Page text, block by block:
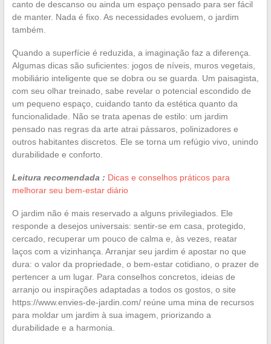
canto de descanso ou ainda um espaço pensado para ser fácil
de manter. Nada é fixo. As necessidades evoluem, o jardim
também.
Quando a superfície é reduzida, a imaginação faz a diferença.
Algumas dicas são suficientes: jogos de níveis, muros vegetais,
mobiliário inteligente que se dobra ou se guarda. Um paisagista,
com seu olhar treinado, sabe revelar o potencial escondido de
um pequeno espaço, cuidando tanto da estética quanto da
funcionalidade. Não se trata apenas de estilo: um jardim
pensado nas regras da arte atrai pássaros, polinizadores e
outros habitantes discretos. Ele se torna um refúgio vivo, unindo
durabilidade e conforto.
Leitura recomendada : Dicas e conselhos práticos para
melhorar seu bem-estar diário
O jardim não é mais reservado a alguns privilegiados. Ele
responde a desejos universais: sentir-se em casa, protegido,
cercado, recuperar um pouco de calma e, às vezes, reatar
laços com a vizinhança. Arranjar seu jardim é apostar no que
dura: o valor da propriedade, o bem-estar cotidiano, o prazer de
pertencer a um lugar. Para conselhos concretos, ideias de
arranjo ou inspirações adaptadas a todos os gostos, o site
https://www.envies-de-jardin.com/ reúne uma mina de recursos
para moldar um jardim à sua imagem, priorizando a
durabilidade e a harmonia.